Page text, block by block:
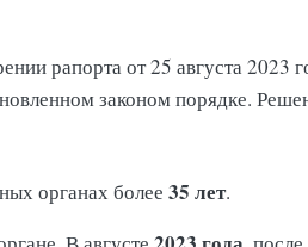
рапорта от 25 августа 2023
законом порядке.
органах более 35 лет.